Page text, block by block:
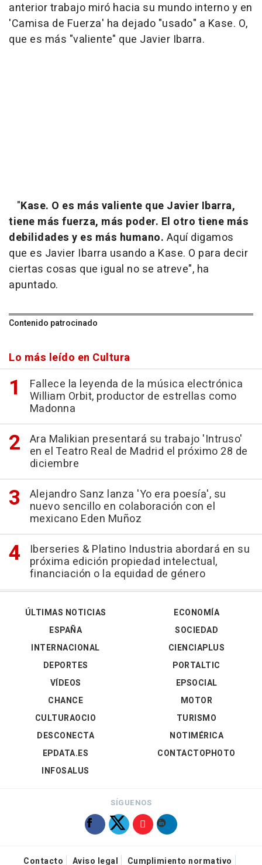
anterior trabajo miró hacia su mundo interno y en
'Camisa de Fuerza' ha dejado "usado" a Kase. O,
que es más "valiente" que Javier Ibarra.
"Kase. O es más valiente que Javier Ibarra,
tiene más fuerza, más poder. El otro tiene más
debilidades y es más humano. Aquí digamos
que es Javier Ibarra usando a Kase. O para decir
ciertas cosas que igual no se atreve", ha
apuntado.
Contenido patrocinado
Lo más leído en Cultura
Fallece la leyenda de la música electrónica
William Orbit, productor de estrellas como
Madonna
Ara Malikian presentará su trabajo 'Intruso'
en el Teatro Real de Madrid el próximo 28 de
diciembre
Alejandro Sanz lanza 'Yo era poesía', su
nuevo sencillo en colaboración con el
mexicano Eden Muñoz
Iberseries & Platino Industria abordará en su
próxima edición propiedad intelectual,
financiación o la equidad de género
ÚLTIMAS NOTICIAS
ESPAÑA
INTERNACIONAL
DEPORTES
VÍDEOS
ECONOMÍA
SOCIEDAD
CIENCIAPLUS
PORTALTIC
EPSOCIAL
CHANCE
CULTURAOCIO
DESCONECTA
EPDATA.ES
INFOSALUS
MOTOR
TURISMO
NOTIMÉRICA
CONTACTOPHOTO
SÍGUENOS
Contacto Aviso legal Cumplimiento normativo